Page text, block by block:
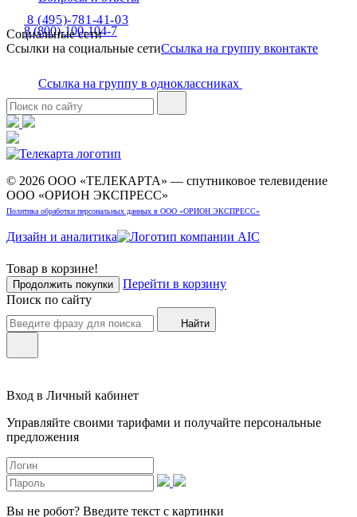
8 (800)-100-104-7
8 (495)-781-41-03
Социальные сети
Ссылки на социальные сетиСсылка на группу вконтакте
Ссылка на группу в одноклассниках
© 2026 ООО «ТЕЛЕКАРТА» — спутниковое телевидение
ООО «ОРИОН ЭКСПРЕСС»
Политика обработки персональных данных в ООО «ОРИОН ЭКСПРЕСС»
Дизайн и аналитика
Товар в корзине!
Продолжить покупки
Перейти в корзину
Поиск по сайту
Найти
Вход в Личный кабинет
Управляйте своими тарифами и получайте персональные
предложения
Вы не робот? Введите текст с картинки